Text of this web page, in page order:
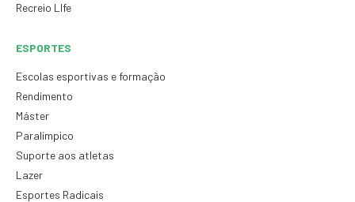
Recreio LIfe
ESPORTES
Escolas esportivas e formação
Rendimento
Máster
Paralímpico
Suporte aos atletas
Lazer
Esportes Radicais